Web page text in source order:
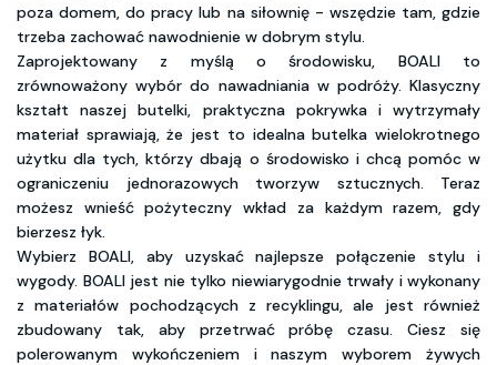
poza domem, do pracy lub na siłownię - wszędzie tam, gdzie
trzeba zachować nawodnienie w dobrym stylu.
Zaprojektowany z myślą o środowisku, BOALI to
zrównoważony wybór do nawadniania w podróży. Klasyczny
kształt naszej butelki, praktyczna pokrywka i wytrzymały
materiał sprawiają, że jest to idealna butelka wielokrotnego
użytku dla tych, którzy dbają o środowisko i chcą pomóc w
ograniczeniu jednorazowych tworzyw sztucznych. Teraz
możesz wnieść pożyteczny wkład za każdym razem, gdy
bierzesz łyk.
Wybierz BOALI, aby uzyskać najlepsze połączenie stylu i
wygody. BOALI jest nie tylko niewiarygodnie trwały i wykonany
z materiałów pochodzących z recyklingu, ale jest również
zbudowany tak, aby przetrwać próbę czasu. Ciesz się
polerowanym wykończeniem i naszym wyborem żywych